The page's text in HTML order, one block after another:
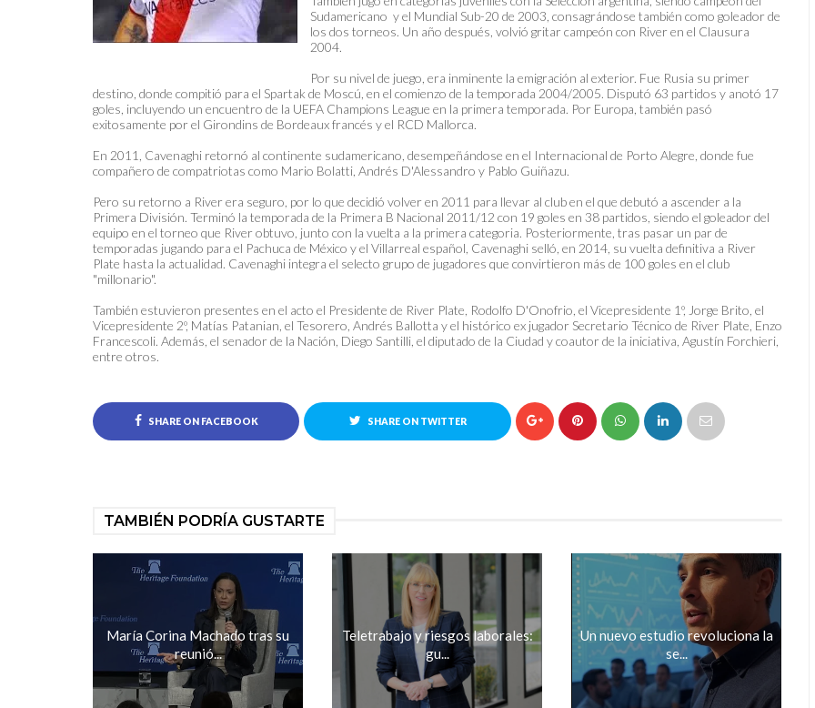
Sudamericano y el Mundial Sub-20 de 2003, consagrándose también como goleador de
los dos torneos. Un año después, volvió gritar campeón con River en el Clausura
2004.
Por su nivel de juego, era inminente la emigración al exterior. Fue Rusia su primer
destino, donde compitió para el Spartak de Moscú, en el comienzo de la temporada 2004/2005. Disputó 63 partidos y anotó 17
goles, incluyendo un encuentro de la UEFA Champions League en la primera temporada. Por Europa, también pasó
exitosamente por el Girondins de Bordeaux francés y el RCD Mallorca.
En 2011, Cavenaghi retornó al continente sudamericano, desempeñándose en el Internacional de Porto Alegre, donde fue
compañero de compatriotas como Mario Bolatti, Andrés D'Alessandro y Pablo Guiñazu.
Pero su retorno a River era seguro, por lo que decidió volver en 2011 para llevar al club en el que debutó a ascender a la
Primera División. Terminó la temporada de la Primera B Nacional 2011/12 con 19 goles en 38 partidos, siendo el goleador del
equipo en el torneo que River obtuvo, junto con la vuelta a la primera categoria. Posteriormente, tras pasar un par de
temporadas jugando para el Pachuca de México y el Villarreal español, Cavenaghi selló, en 2014, su vuelta definitiva a River
Plate hasta la actualidad. Cavenaghi integra el selecto grupo de jugadores que convirtieron más de 100 goles en el club
"millonario".
También estuvieron presentes en el acto el Presidente de River Plate, Rodolfo D'Onofrio, el Vicepresidente 1º, Jorge Brito, el
Vicepresidente 2º, Matías Patanian, el Tesorero, Andrés Ballotta y el histórico ex jugador Secretario Técnico de River Plate, Enzo
Francescoli. Además, el senador de la Nación, Diego Santilli, el diputado de la Ciudad y coautor de la iniciativa, Agustín Forchieri,
entre otros.
SHARE ON FACEBOOK SHARE ON TWITTER
TAMBIÉN PODRÍA GUSTARTE
María Corina Machado tras su
reunió...
Teletrabajo y riesgos laborales:
gu...
Un nuevo estudio revoluciona la
se...